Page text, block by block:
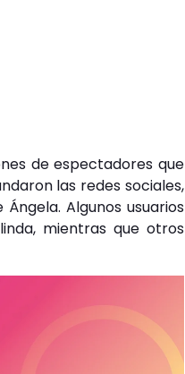
de espectadores que
las redes sociales,
Algunos usuarios
mientras que otros